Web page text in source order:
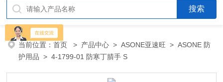
当前位置：首页 > 产品中心 >ASONE亚速旺 >ASONE 防
护用品 > 4-1799-01 防寒丁腈手 S